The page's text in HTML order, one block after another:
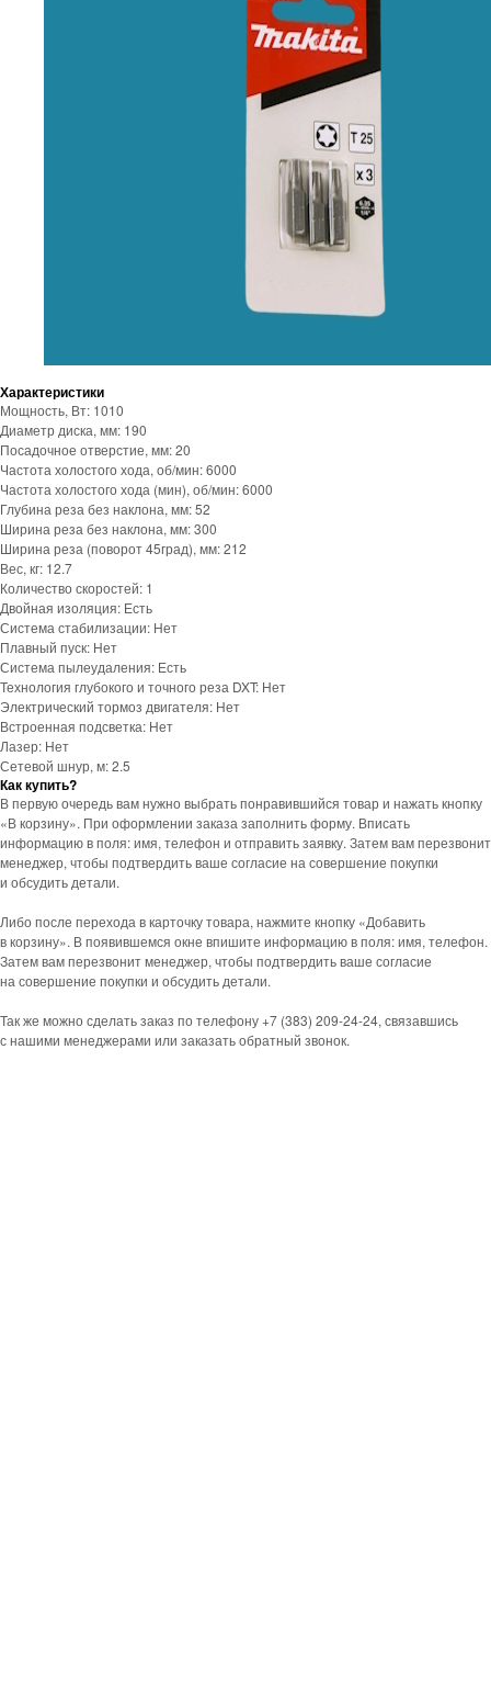
Характеристики
Мощность, Вт: 1010
Диаметр диска, мм: 190
Посадочное отверстие, мм: 20
Частота холостого хода, об/мин: 6000
Частота холостого хода (мин), об/мин: 6000
Глубина реза без наклона, мм: 52
Ширина реза без наклона, мм: 300
Ширина реза (поворот 45град), мм: 212
Вес, кг: 12.7
Количество скоростей: 1
Двойная изоляция: Есть
Система стабилизации: Нет
Плавный пуск: Нет
Система пылеудаления: Есть
Технология глубокого и точного реза DXT: Нет
Электрический тормоз двигателя: Нет
Встроенная подсветка: Нет
Лазер: Нет
Сетевой шнур, м: 2.5
Как купить?
В первую очередь вам нужно выбрать понравившийся товар и нажать кнопку
«В корзину». При оформлении заказа заполнить форму. Вписать
информацию в поля: имя, телефон и отправить заявку. Затем вам перезвонит
менеджер, чтобы подтвердить ваше согласие на совершение покупки
и обсудить детали.
Либо после перехода в карточку товара, нажмите кнопку «Добавить
в корзину». В появившемся окне впишите информацию в поля: имя, телефон.
Затем вам перезвонит менеджер, чтобы подтвердить ваше согласие
на совершение покупки и обсудить детали.
Так же можно сделать заказ по телефону +7 (383) 209-24-24, связавшись
с нашими менеджерами или заказать обратный звонок.